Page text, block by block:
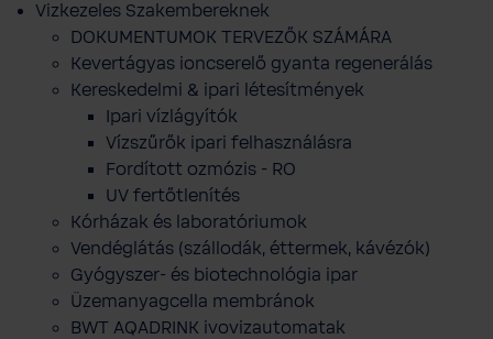
Vizkezeles Szakembereknek
DOKUMENTUMOK TERVEZŐK SZÁMÁRA
Kevertágyas ioncserelő gyanta regenerálás
Kereskedelmi & ipari létesítmények
Ipari vízlágyítók
Vízszűrők ipari felhasználásra
Fordított ozmózis - RO
UV fertőtlenítés
Kórházak és laboratóriumok
Vendéglátás (szállodák, éttermek, kávézók)
Gyógyszer- és biotechnológia ipar
Üzemanyagcella membránok
BWT AQADRINK ivovizautomatak